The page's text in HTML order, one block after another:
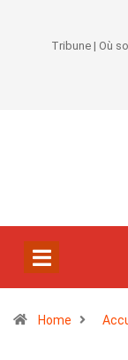
Tribune | Où
Home